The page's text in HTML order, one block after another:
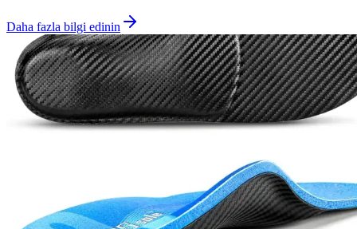
Daha fazla bilgi edinin